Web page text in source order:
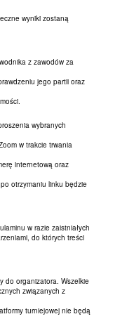
wyniki zostaną
z zawodów za
jego partii oraz
wybranych
w trakcie trwania
internetową oraz
otrzymaniu linku będzie
w razie zaistniałych
do których treści
do organizatora. Wszelkie
związanych z
turniejowej nie będą